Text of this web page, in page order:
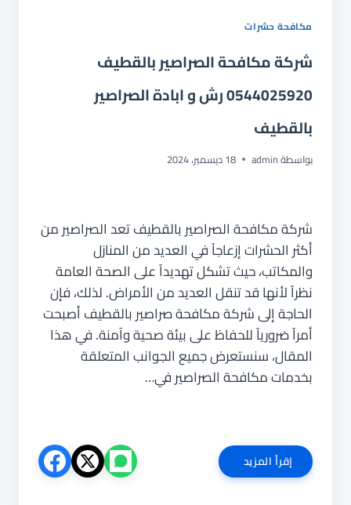
مكافحة حشرات
شركة مكافحة الصراصير بالقطيف
0544025920 رش و ابادة الصراصير
بالقطيف
بواسطةadmin 18 ديسمبر، 2024
شركة مكافحة الصراصير بالقطيف تعد الصراصير من
أكثر الحشرات إزعاجاً في العديد من المنازل
والمكاتب، حيث تشكل تهديداً على الصحة العامة
نظراً لأنها قد تنقل العديد من الأمراض. لذلك، فإن
الحاجة إلى شركة مكافحة صراصير بالقطيف أصبحت
أمراً ضرورياً للحفاظ على بيئة صحية وآمنة. في هذا
المقال، سنستعرض جميع الجوانب المتعلقة
بخدمات مكافحة الصراصير في…
إقرأ المزيدشركة
مكافحة